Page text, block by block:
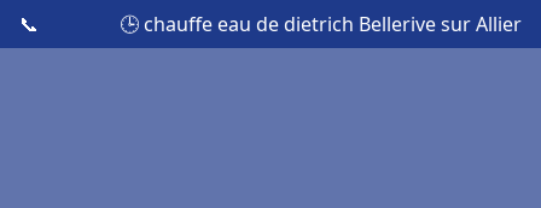
📞 🕒 chauffe eau de dietrich Bellerive sur Allier